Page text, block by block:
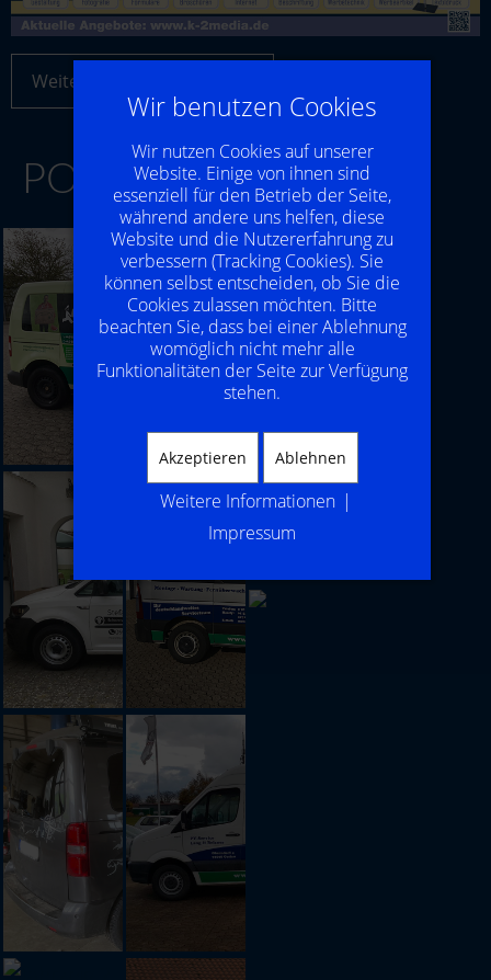
Weiterlesen: Flagge zeigen!
POJEKTE K-2MEDIA
Wir benutzen Cookies
Wir nutzen Cookies auf unserer
Website. Einige von ihnen sind
essenziell für den Betrieb der Seite,
während andere uns helfen, diese
Website und die Nutzererfahrung zu
verbessern (Tracking Cookies). Sie
können selbst entscheiden, ob Sie die
Cookies zulassen möchten. Bitte
beachten Sie, dass bei einer Ablehnung
womöglich nicht mehr alle
Funktionalitäten der Seite zur Verfügung
stehen.
Akzeptieren Ablehnen
Weitere Informationen |
Impressum